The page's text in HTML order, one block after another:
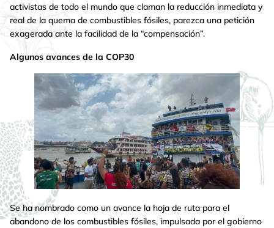
activistas de todo el mundo que claman la reducción inmediata y
real de la quema de combustibles fósiles, parezca una petición
exagerada ante la facilidad de la “compensación”.
Algunos avances de la COP30
Se ha nombrado como un avance la hoja de ruta para el
abandono de los combustibles fósiles, impulsada por el gobierno